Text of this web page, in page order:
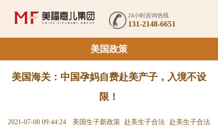
24小时咨询热线
131-2148-6651
美国政策
美国海关：中国孕妈自费赴美产子，入境不设
限！
2021-07-08 09:44:24 美国生子新政策 赴美生子合法 赴美生子合法